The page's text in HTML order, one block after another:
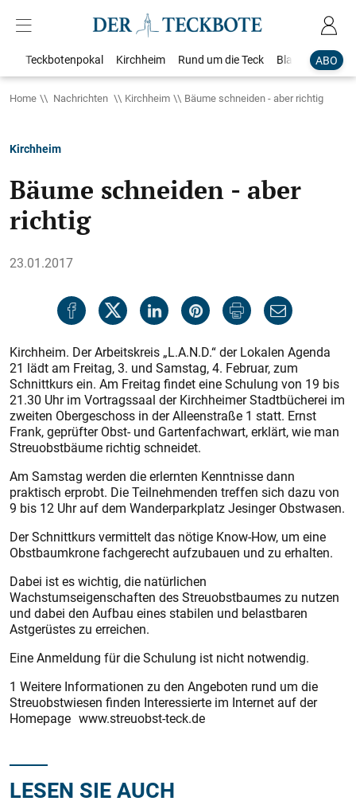
ABO
Teckbotenpokal Kirchheim Rund um die Teck Blaulicht
Home Nachrichten Kirchheim Bäume schneiden - aber richtig
Kirchheim
Bäume schneiden - aber
richtig
23.01.2017
Kirchheim. Der Arbeitskreis „L.A.N.D.“ der Lokalen Agenda
21 lädt am Freitag, 3. und Samstag, 4. Februar, zum
Schnittkurs ein. Am Freitag findet eine Schulung von 19 bis
21.30 Uhr im Vortragssaal der Kirchheimer Stadtbücherei im
zweiten Obergeschoss in der Alleenstraße 1 statt. Ernst
Frank, geprüfter Obst- und Gartenfachwart, erklärt, wie man
Streuobstbäume richtig schneidet.
Am Samstag werden die erlernten Kenntnisse dann
praktisch erprobt. Die Teilnehmenden treffen sich dazu von
9 bis 12 Uhr auf dem Wanderparkplatz Jesinger Obstwasen.
Der Schnittkurs vermittelt das nötige Know-How, um eine
Obstbaumkrone fachgerecht aufzubauen und zu erhalten.
Dabei ist es wichtig, die natürlichen
Wachstumseigenschaften des Streuobstbaumes zu nutzen
und dabei den Aufbau eines stabilen und belastbaren
Astgerüstes zu erreichen.
Eine Anmeldung für die Schulung ist nicht notwendig.
1 Weitere Informationen zu den Angeboten rund um die
Streuobstwiesen finden Interessierte im Internet auf der
Homepage www.streuobst-teck.de
LESEN SIE AUCH